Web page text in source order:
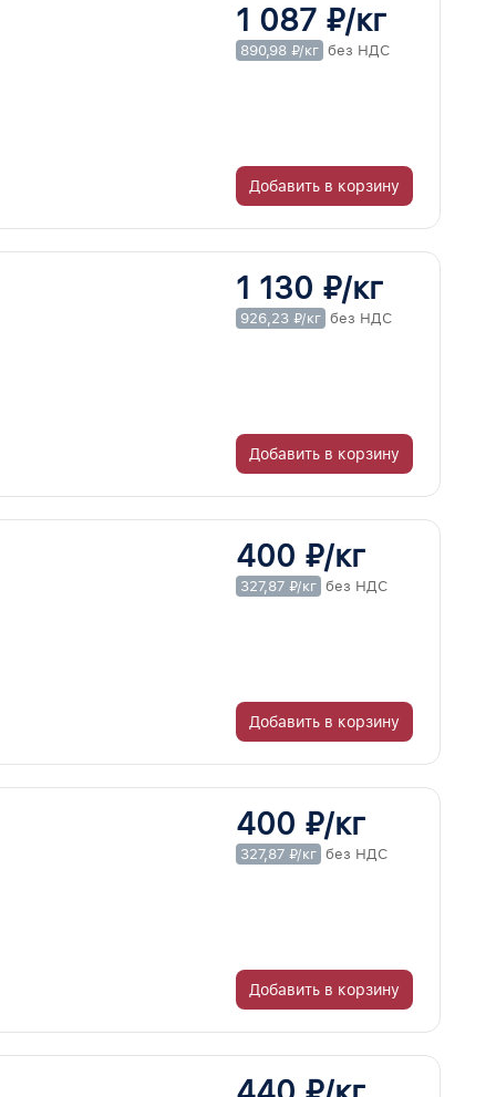
1 087 ₽/кг
890,98 ₽/кг без НДС
Добавить в корзину
1 130 ₽/кг
926,23 ₽/кг без НДС
Добавить в корзину
400 ₽/кг
327,87 ₽/кг без НДС
Добавить в корзину
400 ₽/кг
327,87 ₽/кг без НДС
Добавить в корзину